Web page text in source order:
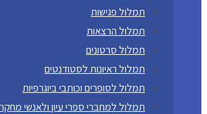
תמלול פגישות
תמלול הרצאות
תמלול סרטונים
תמלול ראיונות לסטודנטים
תמלול לסופרים וכותבי ביוגרפיות
תמלול למחברי ספרי עיון ולאנשי מחקר